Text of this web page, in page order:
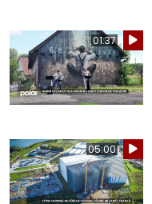
01:37
05:00